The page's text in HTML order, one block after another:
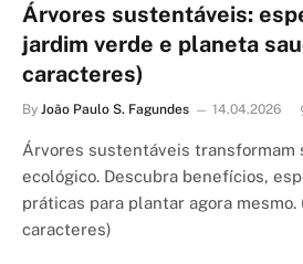
Árvores sustentáveis:
jardim verde e planeta
caracteres)
By João Paulo S. Fagundes 14.04.2026
Árvores sustentáveis transformam
ecológico. Descubra benefícios,
práticas para plantar agora mesmo.
caracteres)